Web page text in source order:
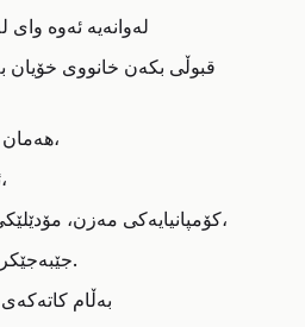
لەوانەیە ئەوە
قبوڵی بکەن خانووی خۆیان
هەمان شتیش بۆ ئوبەر،
ئوبەر دروستبوو،
کۆمپانیایەکی مەزن، مۆدێلێکی بزنسی مەزن،
جێبەجێکردنێکی مەزنیش.
بەڵام